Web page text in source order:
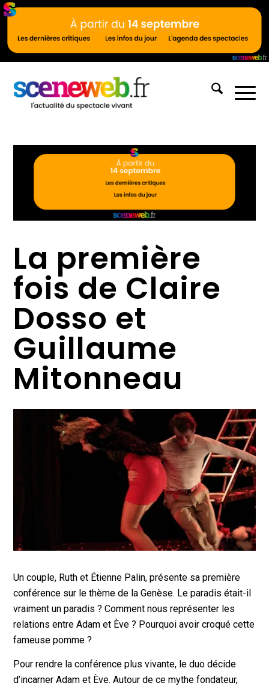
La première
fois de Claire
Dosso et
Guillaume
Mitonneau
Un couple, Ruth et Étienne Palin, présente sa première
conférence sur le thème de la Genèse. Le paradis était-il
vraiment un paradis ? Comment nous représenter les
relations entre Adam et Ève ? Pourquoi avoir croqué cette
fameuse pomme ?
Pour rendre la conférence plus vivante, le duo décide
d’incarner Adam et Ève. Autour de ce mythe fondateur,